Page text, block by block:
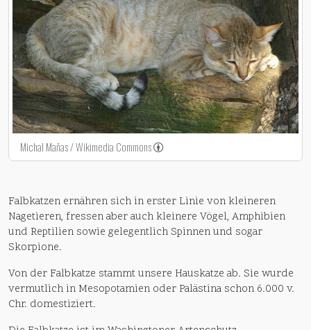
Michal Maňas / Wikimedia Commons
Falbkatzen ernähren sich in erster Linie von kleineren
Nagetieren, fressen aber auch kleinere Vögel, Amphibien
und Reptilien sowie gelegentlich Spinnen und sogar
Skorpione.
Von der Falbkatze stammt unsere Hauskatze ab. Sie wurde
vermutlich in Mesopotamien oder Palästina schon 6.000 v.
Chr. domestiziert.